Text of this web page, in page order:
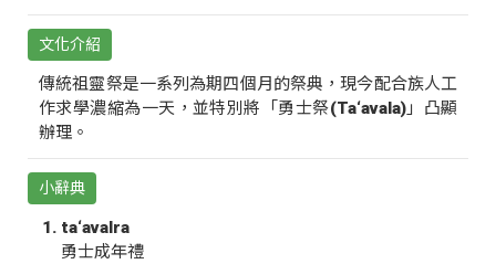
文化介紹
傳統祖靈祭是一系列為期四個月的祭典，現今配合族人工
作求學濃縮為一天，並特別將「勇士祭(Ta‘avala)」凸顯
辦理。
小辭典
ta‘avalra
勇士成年禮